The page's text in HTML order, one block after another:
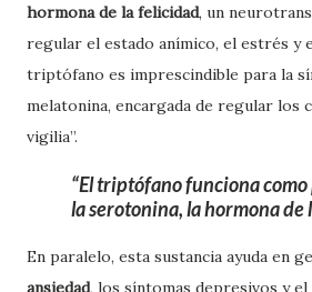
hormona de la felicidad, un
regular el estado anímico, el estrés y
triptófano es imprescindible para la
melatonina, encargada de regular los
vigilia”.
El triptófano funciona
la serotonina, la hormona de
En paralelo, esta sustancia ayuda en
ansiedad, los síntomas depresivos y el